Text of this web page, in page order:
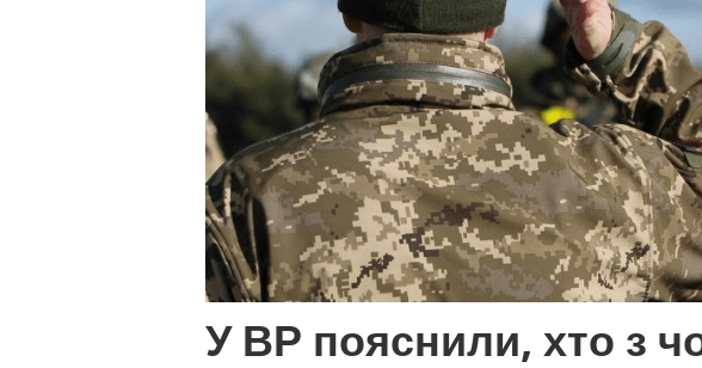
У ВР пояснили, хто з